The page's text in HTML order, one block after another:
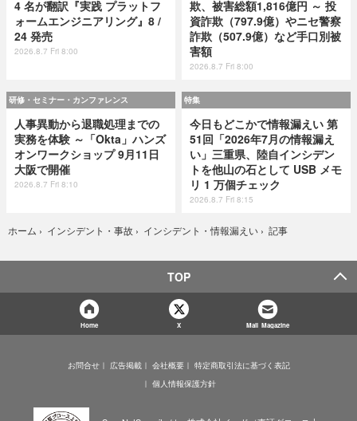
4 名が翻訳『実践 プラットフ
ォームエンジニアリング』8 /
24 発売
2026.8.7 Fri 8:00
欺、被害総額1,816億円 ～ 投
資詐欺（797.9億）やニセ警察
詐欺（507.9億）など手口別被
害額
2026.8.7 Fri 8:00
研修・セミナー・カンファレンス
人事異動から退職処理までの
実務を体験 ～「Okta」ハンズ
オンワークショップ 9月11日
大阪で開催
2026.8.7 Fri 8:10
特集
今日もどこかで情報漏えい 第
51回「2026年7月の情報漏え
い」三重県、陸自インシデン
トを他山の石として USB メモ
リ 1 万個チェック
2026.8.7 Fri 8:15
ホーム › インシデント・事故 › インシデント・情報漏えい › 記事
TOP
Home X Mail Magazine
お問合せ 広告掲載 会社概要
特定商取引法に基づく表記
個人情報保護方針